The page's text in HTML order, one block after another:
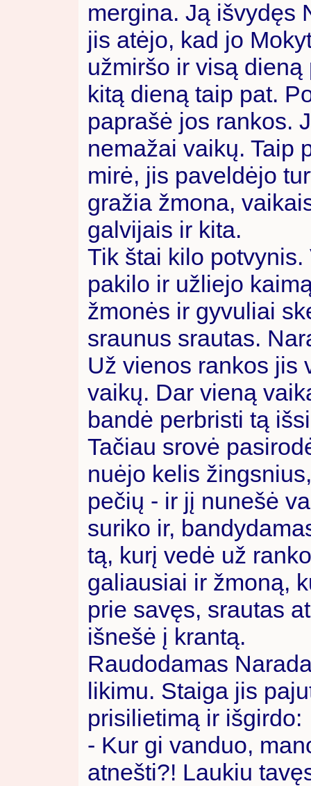
mergina. Ją išvydęs
jis atėjo, kad jo
užmiršo ir visą
kitą dieną taip pat.
paprašė jos rankos.
nemažai vaikų. Taip
mirė, jis paveldėjo
gražia žmona,
galvijais ir kita.
Tik štai kilo
pakilo ir užliejo
žmonės ir gyvuliai
sraunus srautas.
Už vienos rankos jis
vaikų. Dar vieną
bandė perbristi tą
Tačiau srovė
nuėjo kelis
pečių - ir jį nunešė
suriko ir,
tą, kurį vedė už
galiausiai ir žmoną,
prie savęs, srautas
išnešė į krantą.
Raudodamas
likimu. Staiga jis
prisilietimą ir išgirdo:
- Kur gi vanduo,
atnešti?! Laukiu